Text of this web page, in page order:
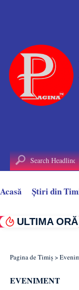
Acasă Știri din
ULTIMA ORĂ
Pagina de Timiș>
EVENIMENT